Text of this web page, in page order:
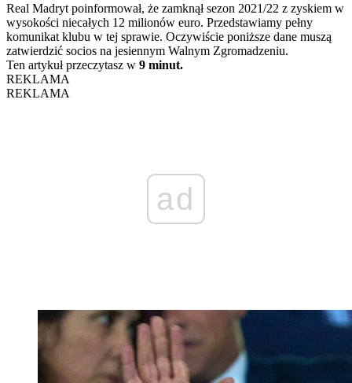
Real Madryt poinformował, że zamknął sezon 2021/22 z zyskiem w
wysokości niecałych 12 milionów euro. Przedstawiamy pełny
komunikat klubu w tej sprawie. Oczywiście poniższe dane muszą
zatwierdzić socios na jesiennym Walnym Zgromadzeniu.
Ten artykuł przeczytasz w 9 minut.
REKLAMA
REKLAMA
ad